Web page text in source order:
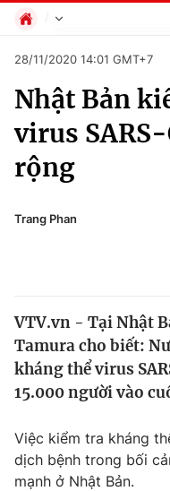
Chuyên mục
Chính trị
Thế giới
Tin tức
Thế giới đó đây
Câu chuyện quốc tế
Kinh tế
Tài chính
Thị trường
Dữ liệu và đời sống
Xã hội
Pháp luật
Kinh tế
Thể thao
Truyền hình
Văn hóa - Giải trí
28/11/2020 14:01 GMT+7
Nhật Bản
virus
rộng
Trang Phan
VTV.vn - Tại Nhật
Tamura cho biết:
kháng thể virus
15.000 người vào
Việc kiểm tra kháng
dịch bệnh trong bối
mạnh ở Nhật Bản.